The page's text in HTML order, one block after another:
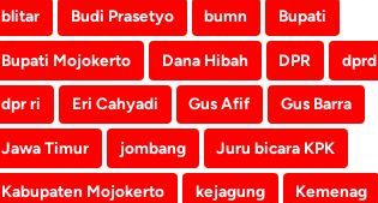
blitar Budi Prasetyo bumn Bupati
Bupati Mojokerto Dana Hibah DPR dprd
dpr ri Eri Cahyadi Gus Afif Gus Barra
Jawa Timur jombang Juru bicara KPK
Kabupaten Mojokerto kejagung Kemenag